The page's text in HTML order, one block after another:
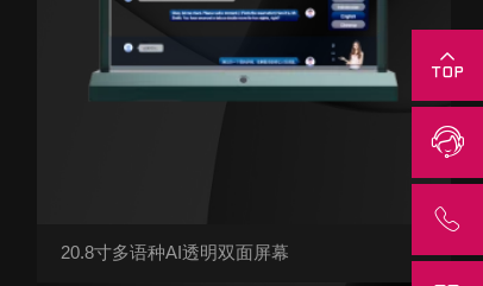
20.8寸多语种AI透明双面屏幕